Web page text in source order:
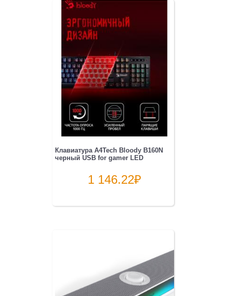
Клавиатура A4Tech Bloody B160N
черный USB for gamer LED
1 146.22₽